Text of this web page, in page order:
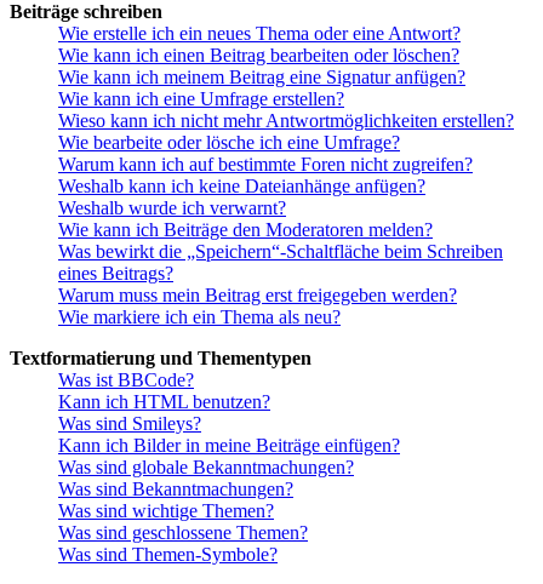
Beiträge schreiben
Wie erstelle ich ein neues Thema oder eine Antwort?
Wie kann ich einen Beitrag bearbeiten oder löschen?
Wie kann ich meinem Beitrag eine Signatur anfügen?
Wie kann ich eine Umfrage erstellen?
Wieso kann ich nicht mehr Antwortmöglichkeiten erstellen?
Wie bearbeite oder lösche ich eine Umfrage?
Warum kann ich auf bestimmte Foren nicht zugreifen?
Weshalb kann ich keine Dateianhänge anfügen?
Weshalb wurde ich verwarnt?
Wie kann ich Beiträge den Moderatoren melden?
Was bewirkt die „Speichern“-Schaltfläche beim Schreiben
eines Beitrags?
Warum muss mein Beitrag erst freigegeben werden?
Wie markiere ich ein Thema als neu?
Textformatierung und Thementypen
Was ist BBCode?
Kann ich HTML benutzen?
Was sind Smileys?
Kann ich Bilder in meine Beiträge einfügen?
Was sind globale Bekanntmachungen?
Was sind Bekanntmachungen?
Was sind wichtige Themen?
Was sind geschlossene Themen?
Was sind Themen-Symbole?